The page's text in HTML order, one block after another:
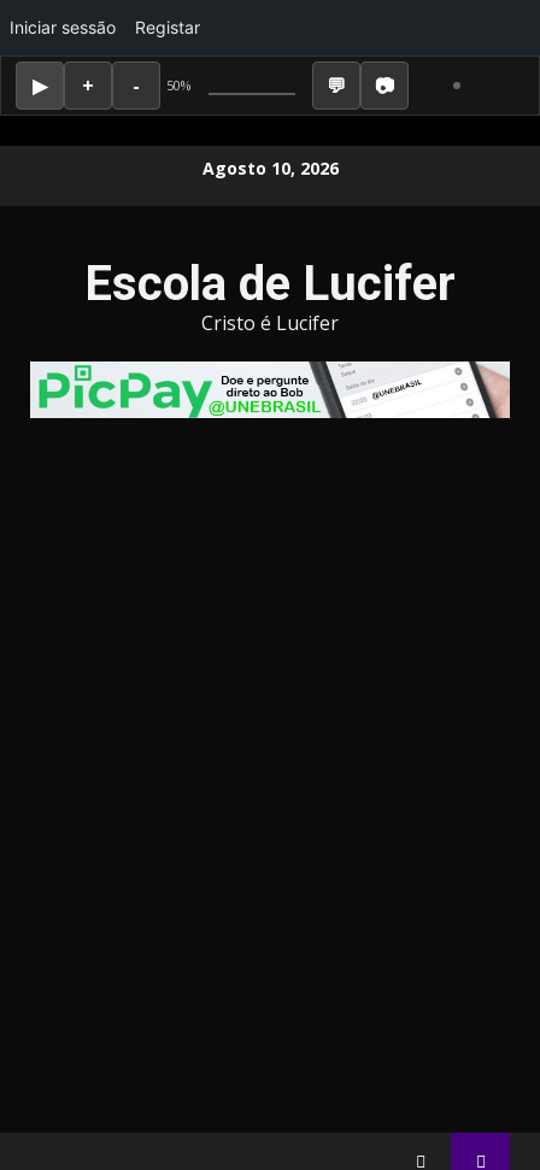
50%
Iniciar sessão Registar
Agosto 10, 2026
Escola de Lucifer
Cristo é Lucifer